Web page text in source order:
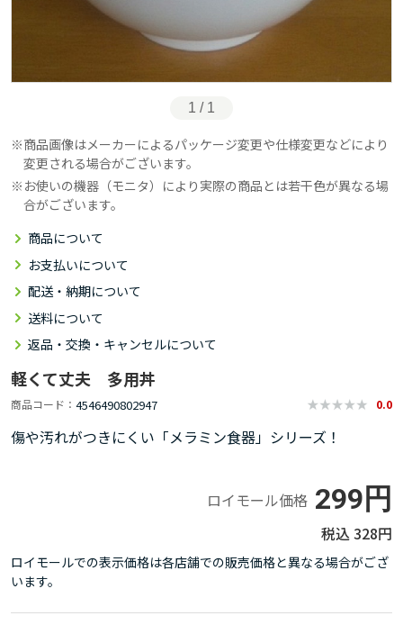
1 / 1
商品画像はメーカーによるパッケージ変更や仕様変更などにより
変更される場合がございます。
お使いの機器（モニタ）により実際の商品とは若干色が異なる場
合がございます。
商品について
お支払いについて
配送・納期について
送料について
返品・交換・キャンセルについて
軽くて丈夫 多用丼
商品コード 4546490802947 0.0
傷や汚れがつきにくい「メラミン食器」シリーズ！
ロイモール価格 299円
328円
ロイモールでの表示価格は各店舗での販売価格と異なる場合がござ
います。